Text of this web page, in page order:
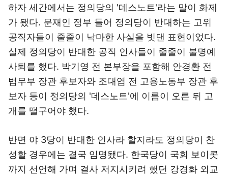
하자 세간에서는 정의당의 '데스노트'라는 말이 화제
가 됐다. 문재인 정부 들어 정의당이 반대하는 고위
공직자들이 줄줄이 낙마한 사실을 빗댄 표현이었다.
실제 정의당이 반대한 공직 인사들이 줄줄이 불명예
사퇴를 했다. 박기영 전 본부장을 포함해 안경환 전
법무부 장관 후보자와 조대엽 전 고용노동부 장관 후
보자 등이 정의당의 '데스노트'에 이름이 오른 뒤 고
개를 떨구어야 했다.
반면 야 3당이 반대한 인사라 할지라도 정의당이 찬
성할 경우에는 결국 임명됐다. 한국당이 국회 보이콧
까지 선언해 가며 결사 저지시키려 했던 강경화 외교